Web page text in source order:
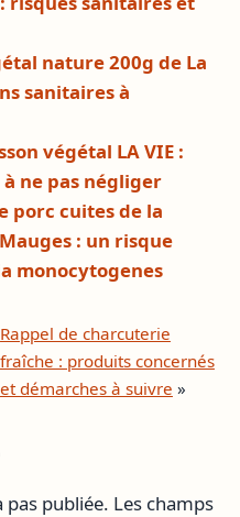
nature 200g de La
sanitaires à
végétal LA VIE :
ne pas négliger
porc cuites de la
: un risque
monocytogenes
Rappel de charcuterie
fraîche : produits concernés
et démarches à suivre »
pas publiée. Les champs